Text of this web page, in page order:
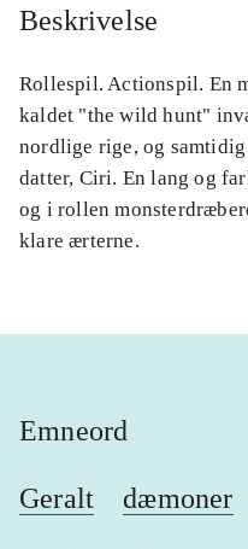
Beskrivelse
Rollespil. Actionspil. En
kaldet "the wild hunt"
nordlige rige, og
datter, Ciri. En lang og
og i rollen
klare ærterne.
Emneord
Geralt dæmoner